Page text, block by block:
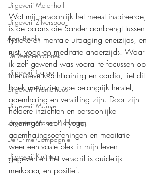
Uitgeverij Melenhoff
Uitgeverij Zilverspoor
April Books
De Verhalenfabriek
Uitgeverij Cargo
Uitgeverij Prometheus
Uitgeverij Marmer
Uitgeverij Maven Publishing
De Crime Compagnie
Uitgeverij Kluitman
Wat mij persoonlijk het meest inspireerde,
is de balans die Sander aanbrengt tussen
fysieke en mentale uitdaging enerzijds, en
rust, yoga en meditatie anderzijds. Waar
ik zelf gewend was vooral te focussen op
intensieve krachttraining en cardio, liet dit
boek me inzien hoe belangrijk herstel,
ademhaling en verstilling zijn. Door zijn
heldere inzichten en persoonlijke
ervaringen heb ik yoga,
ademhalingsoefeningen en meditatie
weer een vaste plek in mijn leven
gegeven en het verschil is duidelijk
merkbaar, en positief.